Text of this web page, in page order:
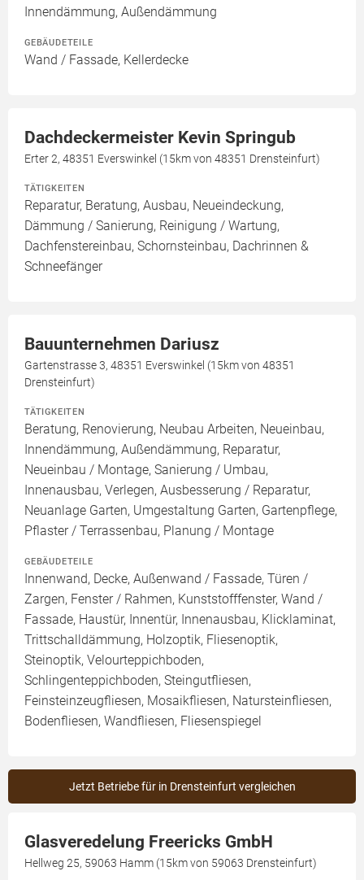
Innendämmung, Außendämmung
GEBÄUDETEILE
Wand / Fassade, Kellerdecke
Dachdeckermeister Kevin Springub
Erter 2, 48351 Everswinkel (15km von 48351 Drensteinfurt)
TÄTIGKEITEN
Reparatur, Beratung, Ausbau, Neueindeckung,
Dämmung / Sanierung, Reinigung / Wartung,
Dachfenstereinbau, Schornsteinbau, Dachrinnen &
Schneefänger
Bauunternehmen Dariusz
Gartenstrasse 3, 48351 Everswinkel (15km von 48351
Drensteinfurt)
TÄTIGKEITEN
Beratung, Renovierung, Neubau Arbeiten, Neueinbau,
Innendämmung, Außendämmung, Reparatur,
Neueinbau / Montage, Sanierung / Umbau,
Innenausbau, Verlegen, Ausbesserung / Reparatur,
Neuanlage Garten, Umgestaltung Garten, Gartenpflege,
Pflaster / Terrassenbau, Planung / Montage
GEBÄUDETEILE
Innenwand, Decke, Außenwand / Fassade, Türen /
Zargen, Fenster / Rahmen, Kunststofffenster, Wand /
Fassade, Haustür, Innentür, Innenausbau, Klicklaminat,
Trittschalldämmung, Holzoptik, Fliesenoptik,
Steinoptik, Velourteppichboden,
Schlingenteppichboden, Steingutfliesen,
Feinsteinzeugfliesen, Mosaikfliesen, Natursteinfliesen,
Bodenfliesen, Wandfliesen, Fliesenspiegel
Jetzt Betriebe für in Drensteinfurt vergleichen
Glasveredelung Freericks GmbH
Hellweg 25, 59063 Hamm (15km von 59063 Drensteinfurt)